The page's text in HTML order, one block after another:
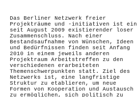
Das Berliner Netzwerk freier
Projekträume und -initiativen ist ein
seit August 2009 existierender loser
Zusammenschluss. Nach einer
Bestandsaufnahme von Wünschen, Ideen
und Bedürfnissen finden seit Anfang
2010 in einem jeweils anderen
Projektraum Arbeitstreffen zu den
verschiedenen erarbeiteten
Themenschwerpunkten statt. Ziel des
Netzwerks ist, eine langfristige
Struktur zu etablieren, um neue
Formen von Kooperation und Austausch
zu ermöglichen, sich politisch zu